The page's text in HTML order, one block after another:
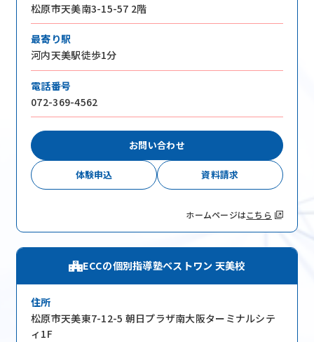
オンライン校はこちら
松原市天美南3-15-57 2階
最寄り駅
河内天美駅徒歩1分
電話番号
072-369-4562
お問い合わせ
体験申込 資料請求
ホームページはこちら
ECCの個別指導塾ベストワン 天美校
住所
松原市天美東7-12-5 朝日プラザ南大阪ターミナルシテ
ィ1F